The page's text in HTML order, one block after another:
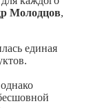
Молодцов,
единая